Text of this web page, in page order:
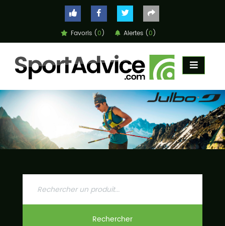
Favoris (0) Alertes (0)
COMPARATEUR
CONSEILS
CONTACT
Rechercher